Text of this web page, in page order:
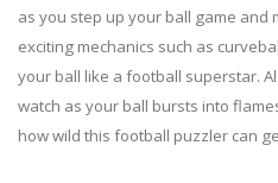
as you step up your ball game and
exciting mechanics such as
your ball like a football superstar.
watch as your ball bursts into
how wild this football puzzler can